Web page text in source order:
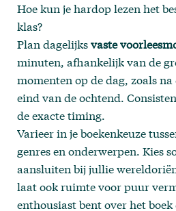
Hoe kun je hardop lezen het
klas?
Plan dagelijksvaste
minuten, afhankelijk van de
momenten op de dag, zoals
eind van de ochtend.
de exacte timing.
Varieer in je boekenkeuze
genres en onderwerpen. Kies
aansluiten bij jullie
laat ook ruimte voor puur
enthousiast bent over het